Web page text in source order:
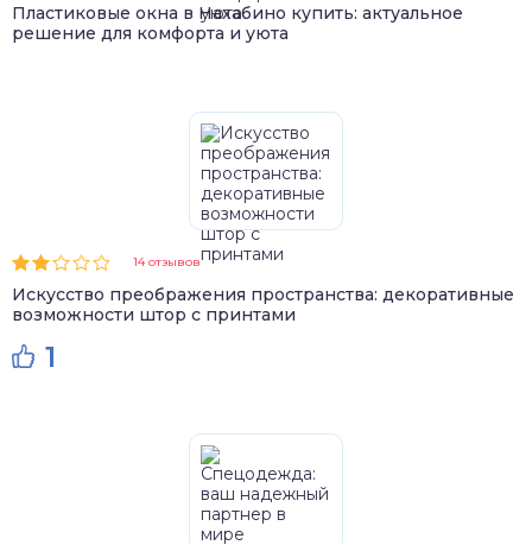
Пластиковые окна в Нахабино купить: актуальное
решение для комфорта и уюта
14 отзывов
Искусство преображения пространства: декоративные
возможности штор с принтами
1